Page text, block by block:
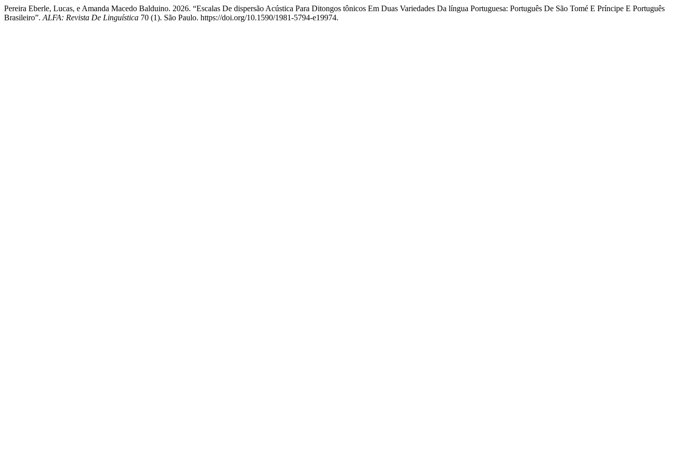
Pereira Eberle, Lucas, e Amanda Macedo Balduino. 2026. “Escalas De dispersão Acústica Para Ditongos tônicos Em Duas Variedades Da língua Portuguesa: Português De São Tomé E Príncipe E Português
Brasileiro”. ALFA: Revista De Linguística 70 (1). São Paulo. https://doi.org/10.1590/1981-5794-e19974.